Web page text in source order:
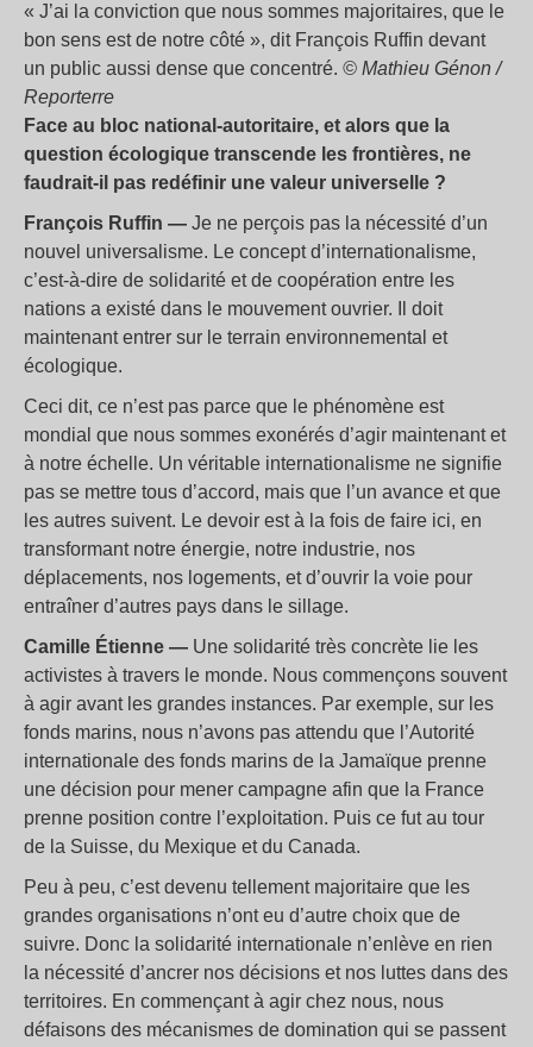
« J’ai la conviction que nous sommes majoritaires, que le
bon sens est de notre côté », dit François Ruffin devant
un public aussi dense que concentré. © Mathieu Génon /
Reporterre
Face au bloc national-autoritaire, et alors que la
question écologique transcende les frontières, ne
faudrait-il pas redéfinir une valeur universelle ?
François Ruffin — Je ne perçois pas la nécessité d’un
nouvel universalisme. Le concept d’internationalisme,
c’est-à-dire de solidarité et de coopération entre les
nations a existé dans le mouvement ouvrier. Il doit
maintenant entrer sur le terrain environnemental et
écologique.
Ceci dit, ce n’est pas parce que le phénomène est
mondial que nous sommes exonérés d’agir maintenant et
à notre échelle. Un véritable internationalisme ne signifie
pas se mettre tous d’accord, mais que l’un avance et que
les autres suivent. Le devoir est à la fois de faire ici, en
transformant notre énergie, notre industrie, nos
déplacements, nos logements, et d’ouvrir la voie pour
entraîner d’autres pays dans le sillage.
Camille Étienne — Une solidarité très concrète lie les
activistes à travers le monde. Nous commençons souvent
à agir avant les grandes instances. Par exemple, sur les
fonds marins, nous n’avons pas attendu que l’Autorité
internationale des fonds marins de la Jamaïque prenne
une décision pour mener campagne afin que la France
prenne position contre l’exploitation. Puis ce fut au tour
de la Suisse, du Mexique et du Canada.
Peu à peu, c’est devenu tellement majoritaire que les
grandes organisations n’ont eu d’autre choix que de
suivre. Donc la solidarité internationale n’enlève en rien
la nécessité d’ancrer nos décisions et nos luttes dans des
territoires. En commençant à agir chez nous, nous
défaisons des mécanismes de domination qui se passent